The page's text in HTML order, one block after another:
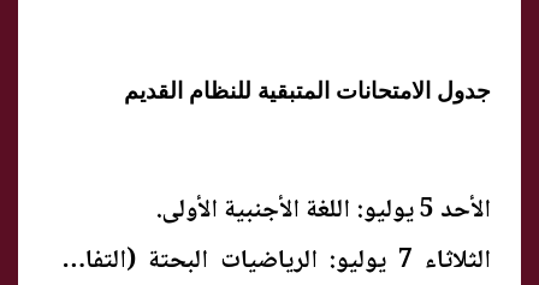
جدول الامتحانات المتبقية للنظام القديم
الأحد 5 يوليو: اللغة الأجنبية الأولى.
الثلاثاء 7 يوليو: الرياضيات البحتة (التفاضل